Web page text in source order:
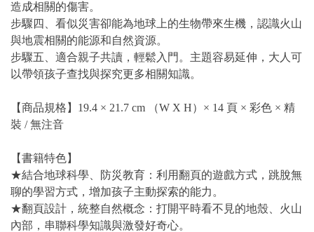
造成相關的傷害。
步驟四、看似災害卻能為地球上的生物帶來生機，認識火山
與地震相關的能源和自然資源。
步驟五、適合親子共讀，輕鬆入門。主題容易延伸，大人可
以帶領孩子查找與探究更多相關知識。
【商品規格】19.4 × 21.7 cm （W X H）× 14 頁 × 彩色 × 精
裝 / 無注音
【書籍特色】
★結合地球科學、防災教育：利用翻頁的遊戲方式，跳脫無
聊的學習方式，增加孩子主動探索的能力。
★翻頁設計，統整自然概念：打開平時看不見的地殼、火山
內部，串聯科學知識與激發好奇心。